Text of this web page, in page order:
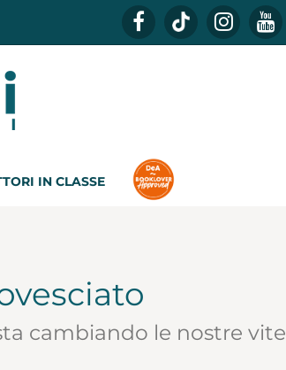
IN CLASSE
cambiando le nostre vite